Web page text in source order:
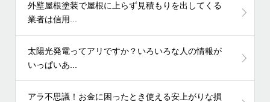
外壁屋根塗装で屋根に上らず見積もりを出してくる
業者は信用...
太陽光発電ってアリですか？いろいろな人の情報が
いっぱいあ...
アラ不思議！お金に困ったとき使える安上がりな損